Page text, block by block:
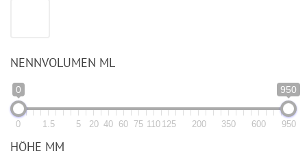
NENNVOLUMEN ML
0 950
0 1.5 5 20 40 60 75 110 125 200 350 600 950
HÖHE MM